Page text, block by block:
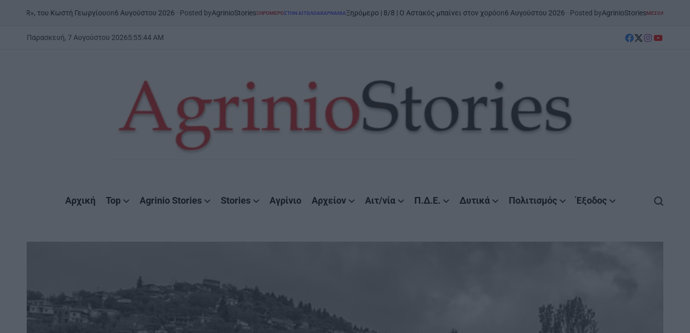
Κωστή Γεωργίουon6 Αυγούστου 2026 Posted byAgrinioStoriesPOSTED
ΞΗΡΟΜΕΡΟΣΤΗΝ ΑΙΤΩΛΟΑΚΑΡΝΑΝΊΑΞηρόμερο | 8/8 | Ο Αστακός μπαίνει στον χορόon6 Αυγούστου 2026 Posted byAgrinioStoriesPOSTED
ΜΕΣΟΛΌΓΓΙΣΤΗΝ ΑΙΤΩΛΟΑΚΑΡΝΑΝΊΑ
Παρασκευή, 7 Αυγούστου 20265:55:45 AM
facebook
Twitter
instagram
YouTube
Αρχική Top Agrinio Stories Stories Αγρίνιο Αρχείον Αιτ/νία Π.Δ.Ε. Δυτικά Πολιτισμός Έξοδος